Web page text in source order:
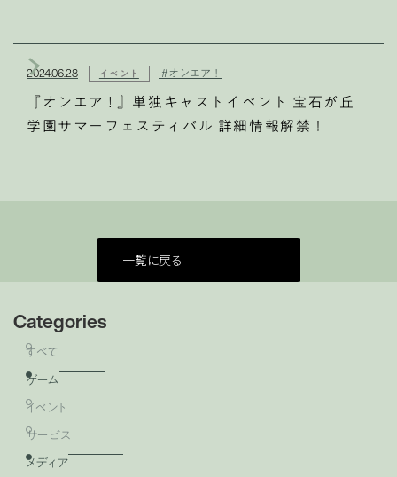
Categories
すべて
ゲーム
イベント
サービス
メディア
2024.06.28 イベント #オンエア！
『オンエア ! 』単独キャストイベント 宝石が丘
学園サマーフェスティバル 詳細情報解禁！
一覧に戻る